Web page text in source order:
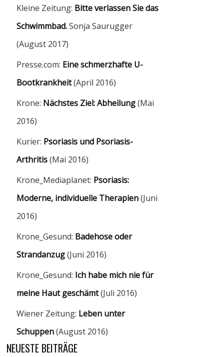
Kleine Zeitung: Bitte verlassen Sie das
Schwimmbad. Sonja Saurugger
(August 2017)
Presse.com: Eine schmerzhafte U-
Bootkrankheit(April 2016)
Krone: Nächstes Ziel: Abheilung(Mai
2016)
Kurier: Psoriasis und Psoriasis-
Arthritis(Mai 2016)
Krone_Mediaplanet: Psoriasis:
Moderne, individuelle Therapien(Juni
2016)
Krone_Gesund: Badehose oder
Strandanzug(Juni 2016)
Krone_Gesund: Ich habe mich nie für
meine Haut geschämt(Juli 2016)
Wiener Zeitung: Leben unter
Schuppen(August 2016)
NEUESTE BEITRÄGE